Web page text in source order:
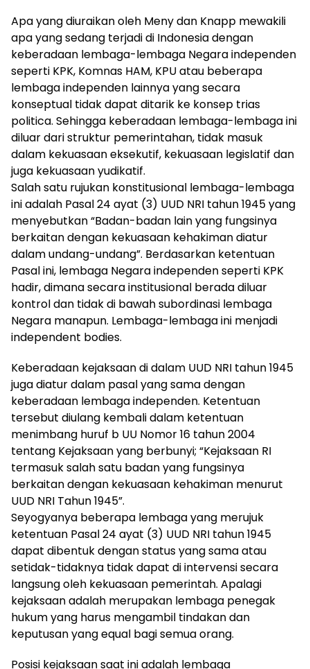
Apa yang diuraikan oleh Meny dan Knapp mewakili
apa yang sedang terjadi di Indonesia dengan
keberadaan lembaga-lembaga Negara independen
seperti KPK, Komnas HAM, KPU atau beberapa
lembaga independen lainnya yang secara
konseptual tidak dapat ditarik ke konsep trias
politica. Sehingga keberadaan lembaga-lembaga ini
diluar dari struktur pemerintahan, tidak masuk
dalam kekuasaan eksekutif, kekuasaan legislatif dan
juga kekuasaan yudikatif.
Salah satu rujukan konstitusional lembaga-lembaga
ini adalah Pasal 24 ayat (3) UUD NRI tahun 1945 yang
menyebutkan “Badan-badan lain yang fungsinya
berkaitan dengan kekuasaan kehakiman diatur
dalam undang-undang”. Berdasarkan ketentuan
Pasal ini, lembaga Negara independen seperti KPK
hadir, dimana secara institusional berada diluar
kontrol dan tidak di bawah subordinasi lembaga
Negara manapun. Lembaga-lembaga ini menjadi
independent bodies.
Keberadaan kejaksaan di dalam UUD NRI tahun 1945
juga diatur dalam pasal yang sama dengan
keberadaan lembaga independen. Ketentuan
tersebut diulang kembali dalam ketentuan
menimbang huruf b UU Nomor 16 tahun 2004
tentang Kejaksaan yang berbunyi; “Kejaksaan RI
termasuk salah satu badan yang fungsinya
berkaitan dengan kekuasaan kehakiman menurut
UUD NRI Tahun 1945”.
Seyogyanya beberapa lembaga yang merujuk
ketentuan Pasal 24 ayat (3) UUD NRI tahun 1945
dapat dibentuk dengan status yang sama atau
setidak-tidaknya tidak dapat di intervensi secara
langsung oleh kekuasaan pemerintah. Apalagi
kejaksaan adalah merupakan lembaga penegak
hukum yang harus mengambil tindakan dan
keputusan yang equal bagi semua orang.
Posisi kejaksaan saat ini adalah lembaga